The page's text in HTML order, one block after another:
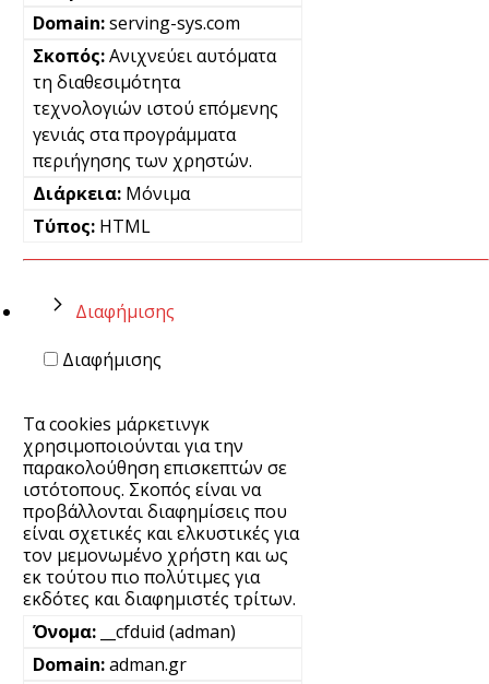
serving-sys.com
Ανιχνεύει αυτόματα
τη διαθεσιμότητα
τεχνολογιών ιστού επόμενης
γενιάς στα προγράμματα
περιήγησης των χρηστών.
Μόνιμα
HTML
Διαφήμισης
Διαφήμισης
Τα cookies μάρκετινγκ
χρησιμοποιούνται για την
παρακολούθηση επισκεπτών σε
ιστότοπους. Σκοπός είναι να
προβάλλονται διαφημίσεις που
είναι σχετικές και ελκυστικές για
τον μεμονωμένο χρήστη και ως
εκ τούτου πιο πολύτιμες για
εκδότες και διαφημιστές τρίτων.
__cfduid (adman)
adman.gr